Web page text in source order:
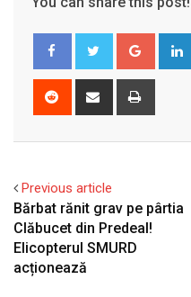
Reddit
Share
Previous article
Bărbat rănit grav pe pârtia
Clăbucet din Predeal!
Elicopterul SMURD
acționează